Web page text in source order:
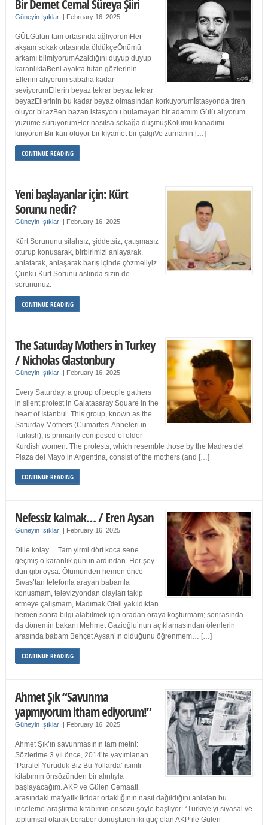
Bir Demet Cemal Süreya Şiiri
Güneyin Işıkları | February 16, 2025
GÜLGülün tam ortasında ağlıyorumHer
akşam sokak ortasında öldükçeÖnümü
arkamı bilmiyorumAzaldığını duyup duyup
karanlıktaBeni ayakta tutan gözlerinin
Ellerini alıyorum sabaha kadar
seviyorumEllerin beyaz tekrar beyaz tekrar
beyazEllerinin bu kadar beyaz olmasından korkuyorumİstasyonda tiren
oluyor birazBen bazan istasyonu bulamayan bir adamım Gülü alıyorum
yüzüme sürüyorumHer nasılsa sokağa düşmüşKolumu kanadımı
kırıyorumBir kan oluyor bir kıyamet bir çalgıVe zurnanın […]
CONTINUE READING
Yeni başlayanlar için: Kürt
Sorunu nedir?
Güneyin Işıkları | February 16, 2025
Kürt Sorununu silahsız, şiddetsiz, çatışmasız
oturup konuşarak, birbirimizi anlayarak,
anlatarak, anlaşarak barış içinde çözmeliyiz.
Çünkü Kürt Sorunu aslında sizin de
sorununuz.
CONTINUE READING
The Saturday Mothers in Turkey
/ Nicholas Glastonbury
Güneyin Işıkları | February 16, 2025
Every Saturday, a group of people gathers
in silent protest in Galatasaray Square in the
heart of Istanbul. This group, known as the
Saturday Mothers (Cumartesi Anneleri in
Turkish), is primarily composed of older
Kurdish women. The protests, which resemble those by the Madres del
Plaza del Mayo in Argentina, consist of the mothers (and […]
CONTINUE READING
Nefessiz kalmak… / Eren Aysan
Güneyin Işıkları | February 16, 2025
Dille kolay… Tam yirmi dört koca sene
geçmiş o karanlık günün ardından. Her şey
dün gibi oysa. Ölümünden hemen önce
Sıvas’tan telefonla arayan babamla
konuşmam, televizyondan olayları takip
etmeye çalışmam, Madımak Oteli yakıldıktan
hemen sonra bilgi alabilmek için oradan oraya koşturmam; sonrasında
da dönemin bakanı Mehmet Gazioğlu’nun açıklamasından ölenlerin
arasında babam Behçet Aysan’ın olduğunu öğrenmem… […]
CONTINUE READING
Ahmet Şık “Savunma
yapmıyorum itham ediyorum!”
Güneyin Işıkları | February 16, 2025
Ahmet Şık’ın savunmasının tam metni:
Sözlerime 3 yıl önce, 2014’te yayımlanan
‘Paralel Yürüdük Biz Bu Yollarda’ isimli
kitabımın önsözünden bir alıntıyla
başlayacağım. AKP ve Gülen Cemaati
arasındaki mafyatik iktidar ortaklığının nasıl dağıldığını anlatan bu
inceleme-araştırma kitabımın önsözü şöyle başlıyor: “Türkiye’yi siyasal ve
toplumsal olarak beraber dönüştüren iki güç olan AKP ile Gülen